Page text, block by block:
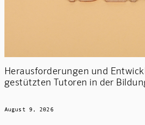
Herausforderungen und
gestützten Tutoren in der
August 9, 2026